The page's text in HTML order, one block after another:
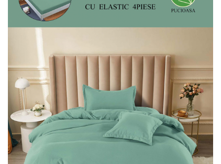
Lenjerii de pat Bumbac Poplin
Lenjerii de pat Catifea
Lenjerii de pat Finet + 2 Draperii
Lenjerii de pat Finet cu PLIURI
Lenjerii de pat finet Home
Lenjerii de pat Saten 4 piese cu
elastic